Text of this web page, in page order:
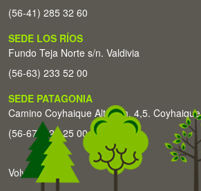
(56-41) 285 32 60
SEDE LOS RÍOS
Fundo Teja Norte s/n. Valdivia
(56-63) 233 52 00
SEDE PATAGONIA
Camino Coyhaique Alto Km. 4,5. Coyhaique
(56-67) 226 25 00
Volver arriba